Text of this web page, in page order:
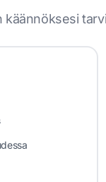
käännöksesi